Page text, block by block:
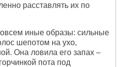
расставлять их по
иные образы: сильные
шепотом на ухо,
Она ловила его запах –
пота под